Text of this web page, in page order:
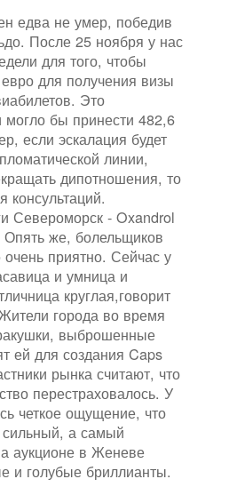
едва не умер, победив
После 25 ноября у нас
для того, чтобы
для получения визы
Это
бы принести 482,6
если эскалация будет
линии,
дипотношения, то
консультаций.
Североморск - Oxandrol
же, болельщиков
приятно. Сейчас у
и умница и
круглая,говорит
города во время
выброшенные
ей для создания Caps
рынка считают, что
перестраховалось. У
четкое ощущение, что
а самый
аукционе в Женеве
и голубые бриллианты.